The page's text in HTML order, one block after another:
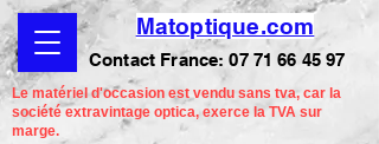
Matoptique.com
Contact France:07 71 66 45 97
Le matériel d'occasion est vendu sans tva, car la
société extravintage optica, exerce la TVA sur
marge.